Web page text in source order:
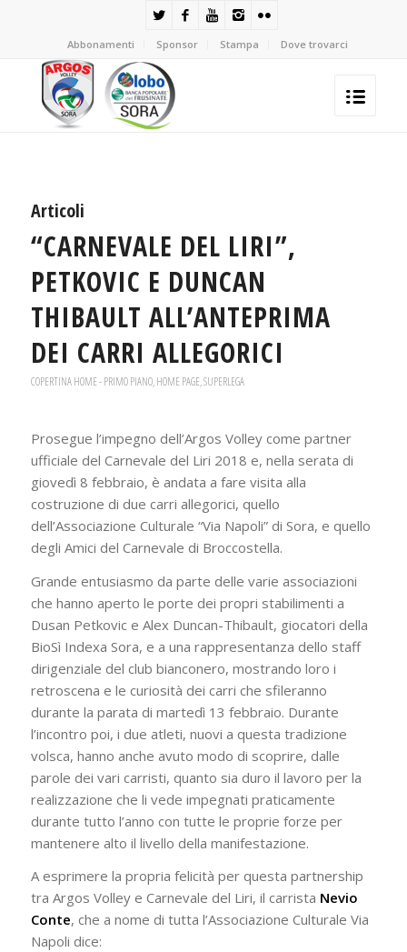
Abbonamenti Sponsor Stampa Dove trovarci
Articoli
“CARNEVALE DEL LIRI”,
PETKOVIC E DUNCAN
THIBAULT ALL’ANTEPRIMA
DEI CARRI ALLEGORICI
COPERTINA HOME - PRIMO PIANO,HOME PAGE,SUPERLEGA
Prosegue l’impegno dell’Argos Volley come partner
ufficiale del Carnevale del Liri 2018 e, nella serata di
giovedì 8 febbraio, è andata a fare visita alla
costruzione di due carri allegorici, quello
dell’Associazione Culturale “Via Napoli” di Sora, e quello
degli Amici del Carnevale di Broccostella.
Grande entusiasmo da parte delle varie associazioni
che hanno aperto le porte dei propri stabilimenti a
Dusan Petkovic e Alex Duncan-Thibault, giocatori della
BioSì Indexa Sora, e a una rappresentanza dello staff
dirigenziale del club bianconero, mostrando loro i
retroscena e le curiosità dei carri che sfileranno
durante la parata di martedì 13 febbraio. Durante
l’incontro poi, i due atleti, nuovi a questa tradizione
volsca, hanno anche avuto modo di scoprire, dalle
parole dei vari carristi, quanto sia duro il lavoro per la
realizzazione che li vede impegnati praticamente
durante tutto l’anno con tutte le proprie forze per
mantenere alto il livello della manifestazione.
A esprimere la propria felicità per questa partnership
tra Argos Volley e Carnevale del Liri, il carrista Nevio
Conte, che a nome di tutta l’Associazione Culturale Via
Napoli dice: